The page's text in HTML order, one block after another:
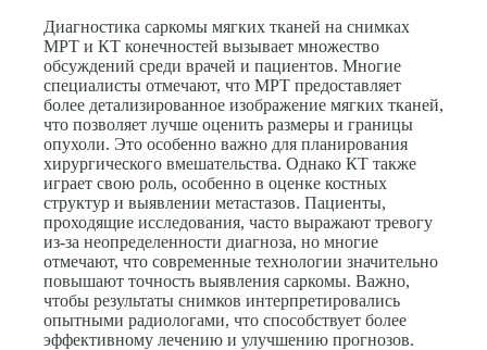
Диагностика саркомы мягких тканей на снимках
МРТ и КТ конечностей вызывает множество
обсуждений среди врачей и пациентов. Многие
специалисты отмечают, что МРТ предоставляет
более детализированное изображение мягких тканей,
что позволяет лучше оценить размеры и границы
опухоли. Это особенно важно для планирования
хирургического вмешательства. Однако КТ также
играет свою роль, особенно в оценке костных
структур и выявлении метастазов. Пациенты,
проходящие исследования, часто выражают тревогу
из-за неопределенности диагноза, но многие
отмечают, что современные технологии значительно
повышают точность выявления саркомы. Важно,
чтобы результаты снимков интерпретировались
опытными радиологами, что способствует более
эффективному лечению и улучшению прогнозов.